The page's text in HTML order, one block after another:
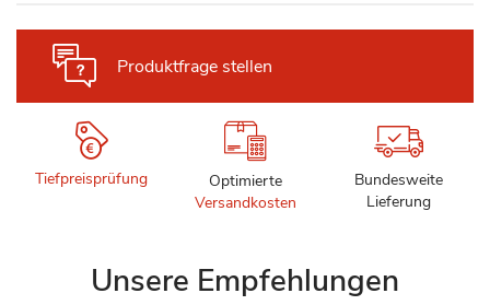
Produktfrage stellen
Tiefpreisprüfung
Optimierte
Versandkosten
Bundesweite
Lieferung
Unsere Empfehlungen